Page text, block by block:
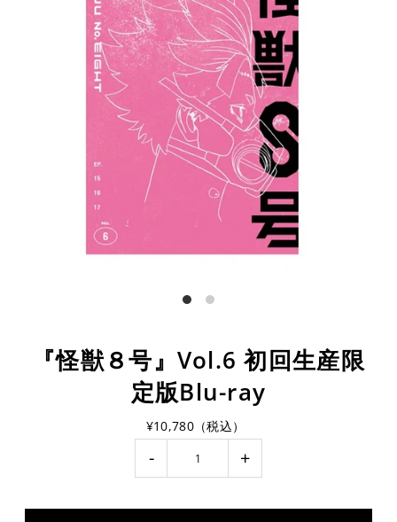
『怪獣８号』Vol.6 初回生産限
定版Blu-ray
¥10,780（税込）
- +